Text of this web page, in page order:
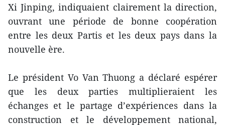
Xi Jinping, indiquaient clairement la direction,
ouvrant une période de bonne coopération
entre les deux Partis et les deux pays dans la
nouvelle ère.
Le président Vo Van Thuong a déclaré espérer
que les deux parties multiplieraient les
échanges et le partage d’expériences dans la
construction et le développement national,